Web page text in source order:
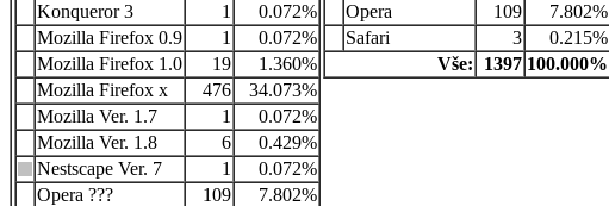
Konqueror 3
1
0.072%
Mozilla Firefox 0.9
1
0.072%
Mozilla Firefox 1.0
19
1.360%
Mozilla Firefox x
476
34.073%
Mozilla Ver. 1.7
1
0.072%
Mozilla Ver. 1.8
6
0.429%
Nestscape Ver. 7
1
0.072%
Opera ???
109 7.802%
Opera
109
7.802%
Safari
3
0.215%
Vše:
1397 100.000%